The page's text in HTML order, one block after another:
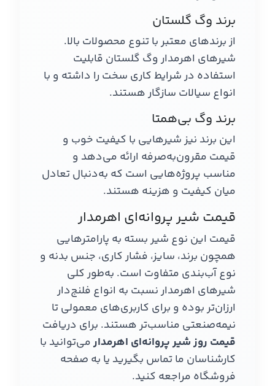
برند وگ گلستان
از برندهای معتبر با تنوع محصولات بالا.
شیرهای اهرمدار وگ گلستان قابلیت
استفاده در شرایط کاری سخت را داشته و با
انواع سیالات سازگار هستند.
برند وگ بی‌همتا
این برند نیز شیرهایی با کیفیت خوب و
قیمت مقرون‌به‌صرفه ارائه می‌دهد و
مناسب پروژه‌هایی است که به‌دنبال تعادل
میان کیفیت و هزینه هستند.
قیمت شیر پروانه‌ای اهرمدار
قیمت این نوع شیر بسته به پارامترهایی
همچون برند، سایز، فشار کاری، جنس بدنه و
نوع آب‌بندی متفاوت است. به‌طور کلی
شیرهای اهرمدار نسبت به انواع فلنج‌دار
ارزان‌تر بوده و برای کاربری‌های معمولی تا
نیمه‌صنعتی مناسب‌تر هستند. برای دریافت
قیمت روز شیر پروانه‌ای اهرمدارمی‌توانید با
کارشناسان ما تماس بگیرید یا به صفحه
فروشگاه مراجعه کنید.